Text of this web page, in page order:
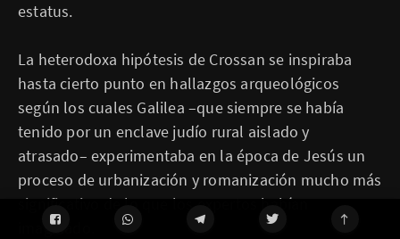
estatus.
La heterodoxa hipótesis de Crossan se inspiraba
hasta cierto punto en hallazgos arqueológicos
según los cuales Galilea –que siempre se había
tenido por un enclave judío rural aislado y
atrasado– experimentaba en la época de Jesús un
proceso de urbanización y romanización mucho más
significativo de lo que los expertos habían
imaginado.